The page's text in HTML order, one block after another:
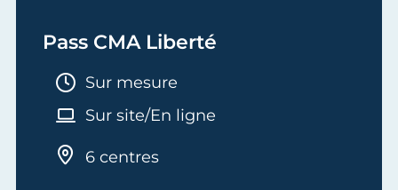
Pass CMA Liberté
Durée :
Sur mesure
Sur site/En ligne
6 centres